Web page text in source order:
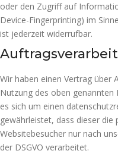
oder den Zugriff auf
Device-Fingerprinting) im
ist jederzeit widerrufbar.
Wir haben einen Vertrag über
Nutzung des oben genannten
es sich um einen
gewährleistet, dass dieser
Websitebesucher nur nach
der DSGVO verarbeitet.